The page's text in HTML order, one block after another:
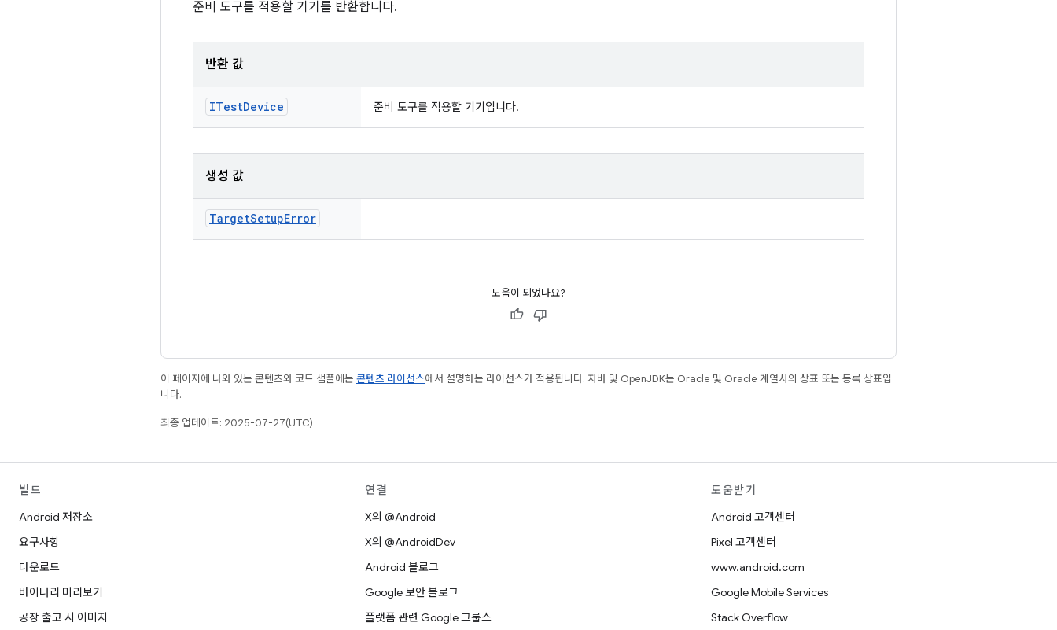
준비 도구를 적용할 기기를 반환합니다.
반환 값
ITestDevice 준비 도구를 적용할 기기입니다.
생성 값
TargetSetupError
도움이 되었나요?
이 페이지에 나와 있는 콘텐츠와 코드 샘플에는 콘텐츠 라이선스에서 설명하는 라이선스가 적용됩니다. 자바 및 OpenJDK는 Oracle 및 Oracle 계열사의 상표 또는 등록 상표입
니다.
최종 업데이트: 2025-07-27(UTC)
빌드
Android 저장소
요구사항
다운로드
바이너리 미리보기
공장 출고 시 이미지
연결
X의 @Android
X의 @AndroidDev
Android 블로그
Google 보안 블로그
플랫폼 관련 Google 그룹스
도움받기
Android 고객센터
Pixel 고객센터
www.android.com
Google Mobile Services
Stack Overflow